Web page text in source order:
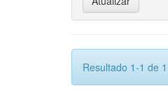
Resultado 1-1 de